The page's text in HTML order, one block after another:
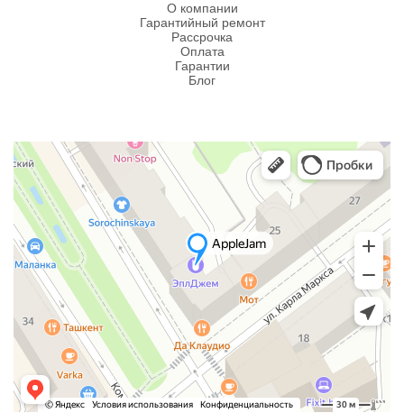
О компании
Гарантийный ремонт
Рассрочка
Оплата
Гарантии
Блог